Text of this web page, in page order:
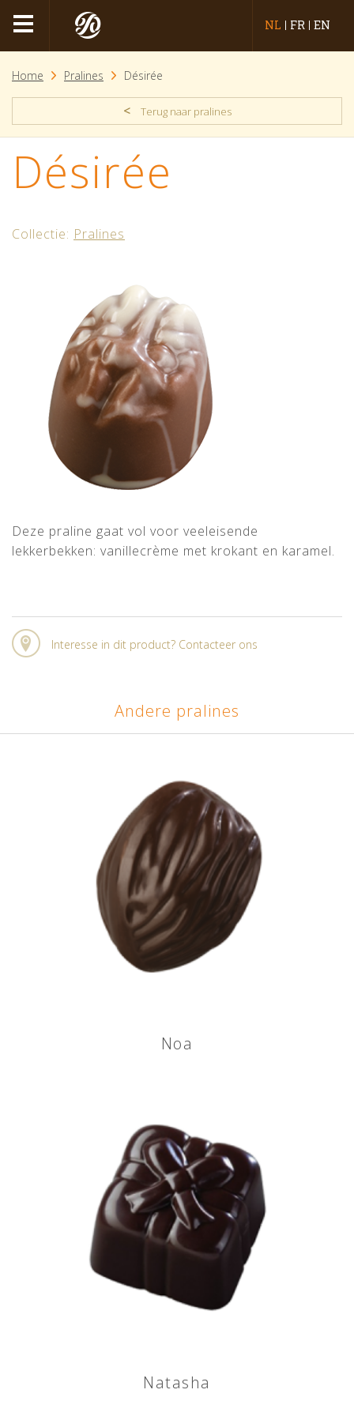
NL FR EN
Home Pralines Désirée
< Terug naar pralines
Désirée
Collectie: Pralines
Deze praline gaat vol voor veeleisende
lekkerbekken: vanillecrème met krokant en karamel.
Interesse in dit product? Contacteer ons
Andere pralines
Noa
Natasha